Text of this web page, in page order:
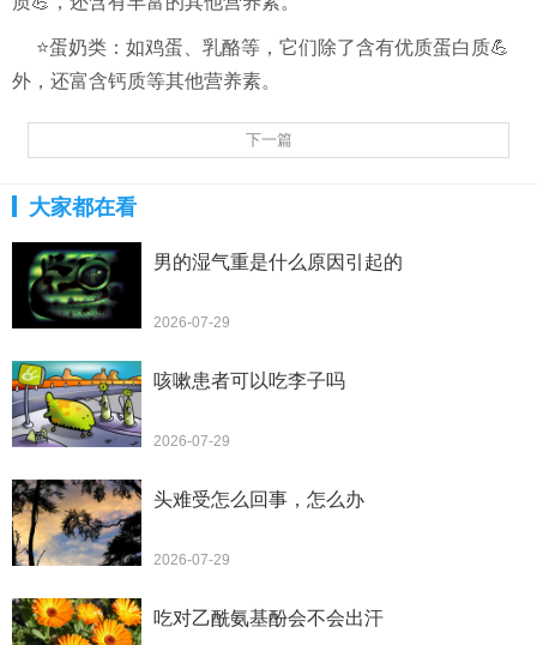
⭐️蛋奶类：如鸡蛋、乳酪等，它们除了含有优质蛋白质💪
外，还富含钙质等其他营养素。
下一篇
大家都在看
男的湿气重是什么原因引起的
2026-07-29
咳嗽患者可以吃李子吗
2026-07-29
头难受怎么回事，怎么办
2026-07-29
吃对乙酰氨基酚会不会出汗